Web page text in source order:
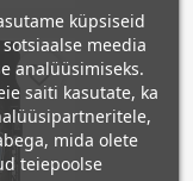
favorite_border
küpsiseid
meedia
analüüsimiseks.
saiti kasutate, ka
mida olete
teiepoolse